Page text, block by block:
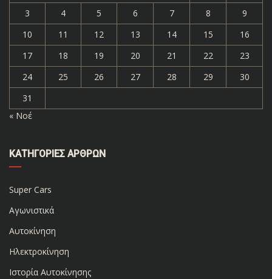
3
4 5 6 7 8
9
10
11 12 13 14 15
16
17
18 19 20 21 22
23
24
25 26 27 28 29
30
31
« Νοέ
ΚΑΤΗΓΟΡΊΕΣ ΆΡΘΡΩΝ
Super Cars
Αγωνιστικά
Αυτοκίνηση
Ηλεκτροκίνηση
Ιστορία Αυτοκίνησης